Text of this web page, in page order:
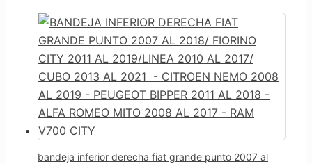
bandeja inferior derecha fiat grande punto 2007 al